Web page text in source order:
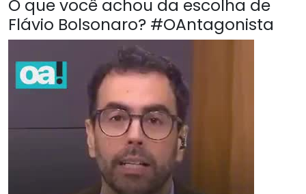
O que você achou da escolha de
Flávio Bolsonaro? #OAntagonista